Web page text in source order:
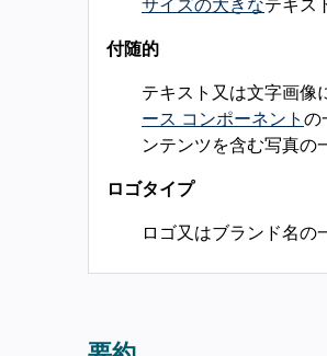
サイズの大きなテキス
付随的
テキスト又は文字画像
ース コンポーネント の
ンテンツを含む写真の
ロゴタイプ
ロゴ又はブランド名の